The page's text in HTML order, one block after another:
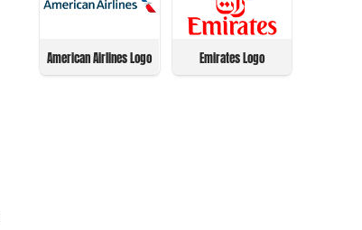
American Airlines Logo Emirates Logo